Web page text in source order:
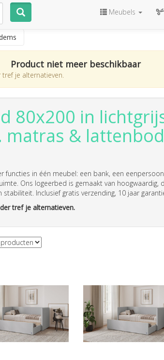
Meubels
Product niet meer beschikbaar
je alternatieven.
80x200 in
matras &
functies in één meubel: een bank, een
Ons logeerbed is gemaakt van hoogwaardig,
Inclusief gratis verzending, 10 jaar
tref je alternatieven.